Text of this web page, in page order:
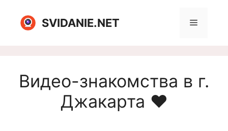
содержимому
SVIDANIE.NET Меню
Видео-знакомства в г.
Джакарта ❤️